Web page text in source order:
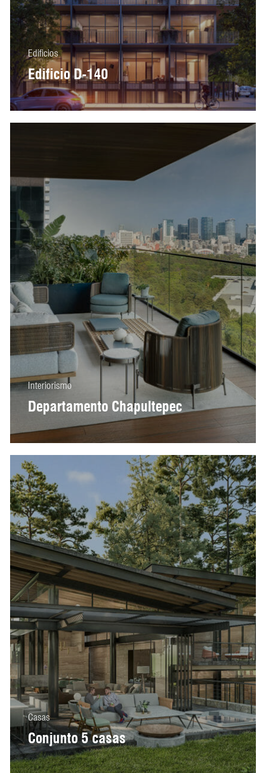
Edificios
Edificio D-140
Interiorismo
Departamento Chapultepec
Casas
Conjunto 5 casas